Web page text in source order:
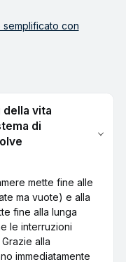
con
della vita
di
mette fine alle
ma vuote) e alla
fine alla lunga
le interruzioni
alla
immediatamente